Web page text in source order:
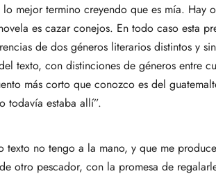
mejor termino creyendo que es mía.
es cazar conejos. En todo caso esta
de dos géneros literarios distintos y
texto, con distinciones de géneros entre
más corto que conozco es del
todavía estaba allí”.
texto no tengo a la mano, y que me
otro pescador, con la promesa de